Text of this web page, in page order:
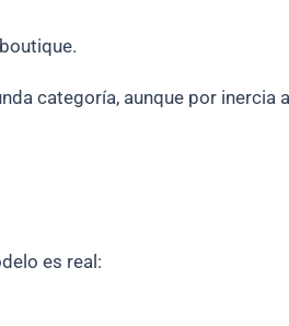
categoría, aunque por inercia
es real: